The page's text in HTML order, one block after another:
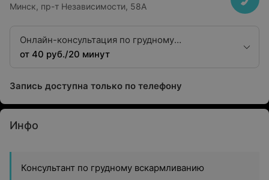
Минск, пр-т Независимости, 58А
Онлайн-консультация по грудному
вскармливанию
от 40 руб./20 минут
Запись доступна только по телефону
Инфо
Консультант по грудному вскармливанию